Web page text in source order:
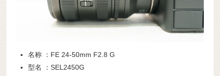
名称 ：FE 24-50mm F2.8 G
型名 ：SEL2450G